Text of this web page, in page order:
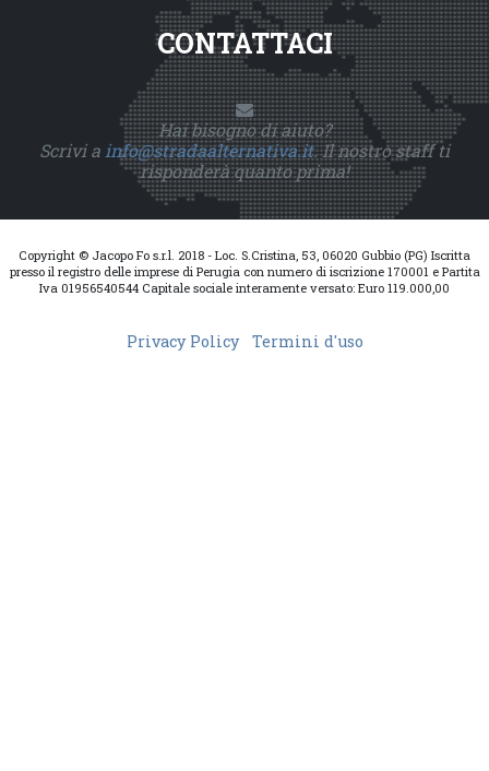
CONTATTACI
Hai bisogno di aiuto?
Scrivi ainfo@stradaalternativa.it. Il nostro staff ti
risponderà quanto prima!
Copyright © Jacopo Fo s.r.l. 2018 - Loc. S.Cristina, 53, 06020 Gubbio (PG) Iscritta
presso il registro delle imprese di Perugia con numero di iscrizione 170001 e Partita
Iva 01956540544 Capitale sociale interamente versato: Euro 119.000,00
Privacy Policy Termini d'uso